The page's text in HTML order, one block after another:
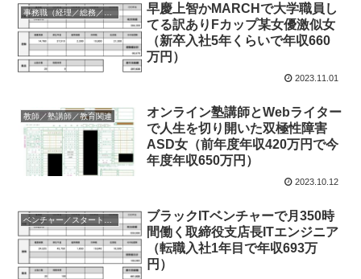
早慶上智かMARCHで大学職員し
てる訳ありFカップ某女優激似女
（新卒入社5年くらいで年収660
万円）
2023.11.01
教師／塾講師／教育関連
オンライン塾講師とWebライター
で人生を切り開いた双極性障害
ASD女（前年度年収420万円で今
年度年収650万円）
2023.10.12
ブラックITベンチャーで月350時
間働く取締役支店長ITエンジニア
（転職入社1年目で年収693万
円）